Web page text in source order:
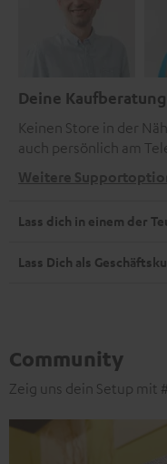
Deine Kaufberatung
Keinen Store in der
auch persönlich am
Weitere
Lass dich in einem der
Lass Dich als
Community
Zeig uns dein Setup mit